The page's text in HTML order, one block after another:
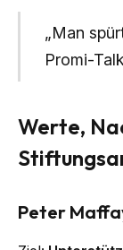
„Man
Promi-
Werte,
Peter